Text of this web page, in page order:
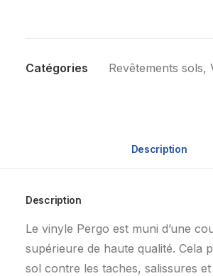
Catégories Revêtements sols,
Description
Description
Le vinyle Pergo est muni d’une
supérieure de haute qualité. Cela
sol contre les taches, salissures